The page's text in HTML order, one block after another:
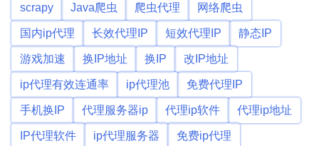
scrapy Java爬虫 爬虫代理 网络爬虫
国内ip代理 长效代理IP 短效代理IP 静态IP
游戏加速 换IP地址 换IP 改IP地址
ip代理有效连通率 ip代理池 免费代理IP
手机换IP 代理服务器ip 代理ip软件 代理ip地址
IP代理软件 ip代理服务器 免费ip代理